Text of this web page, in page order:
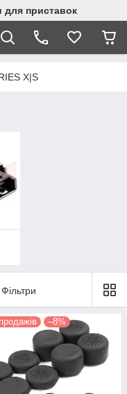
для приставок
X|S
Фільтри
–8%